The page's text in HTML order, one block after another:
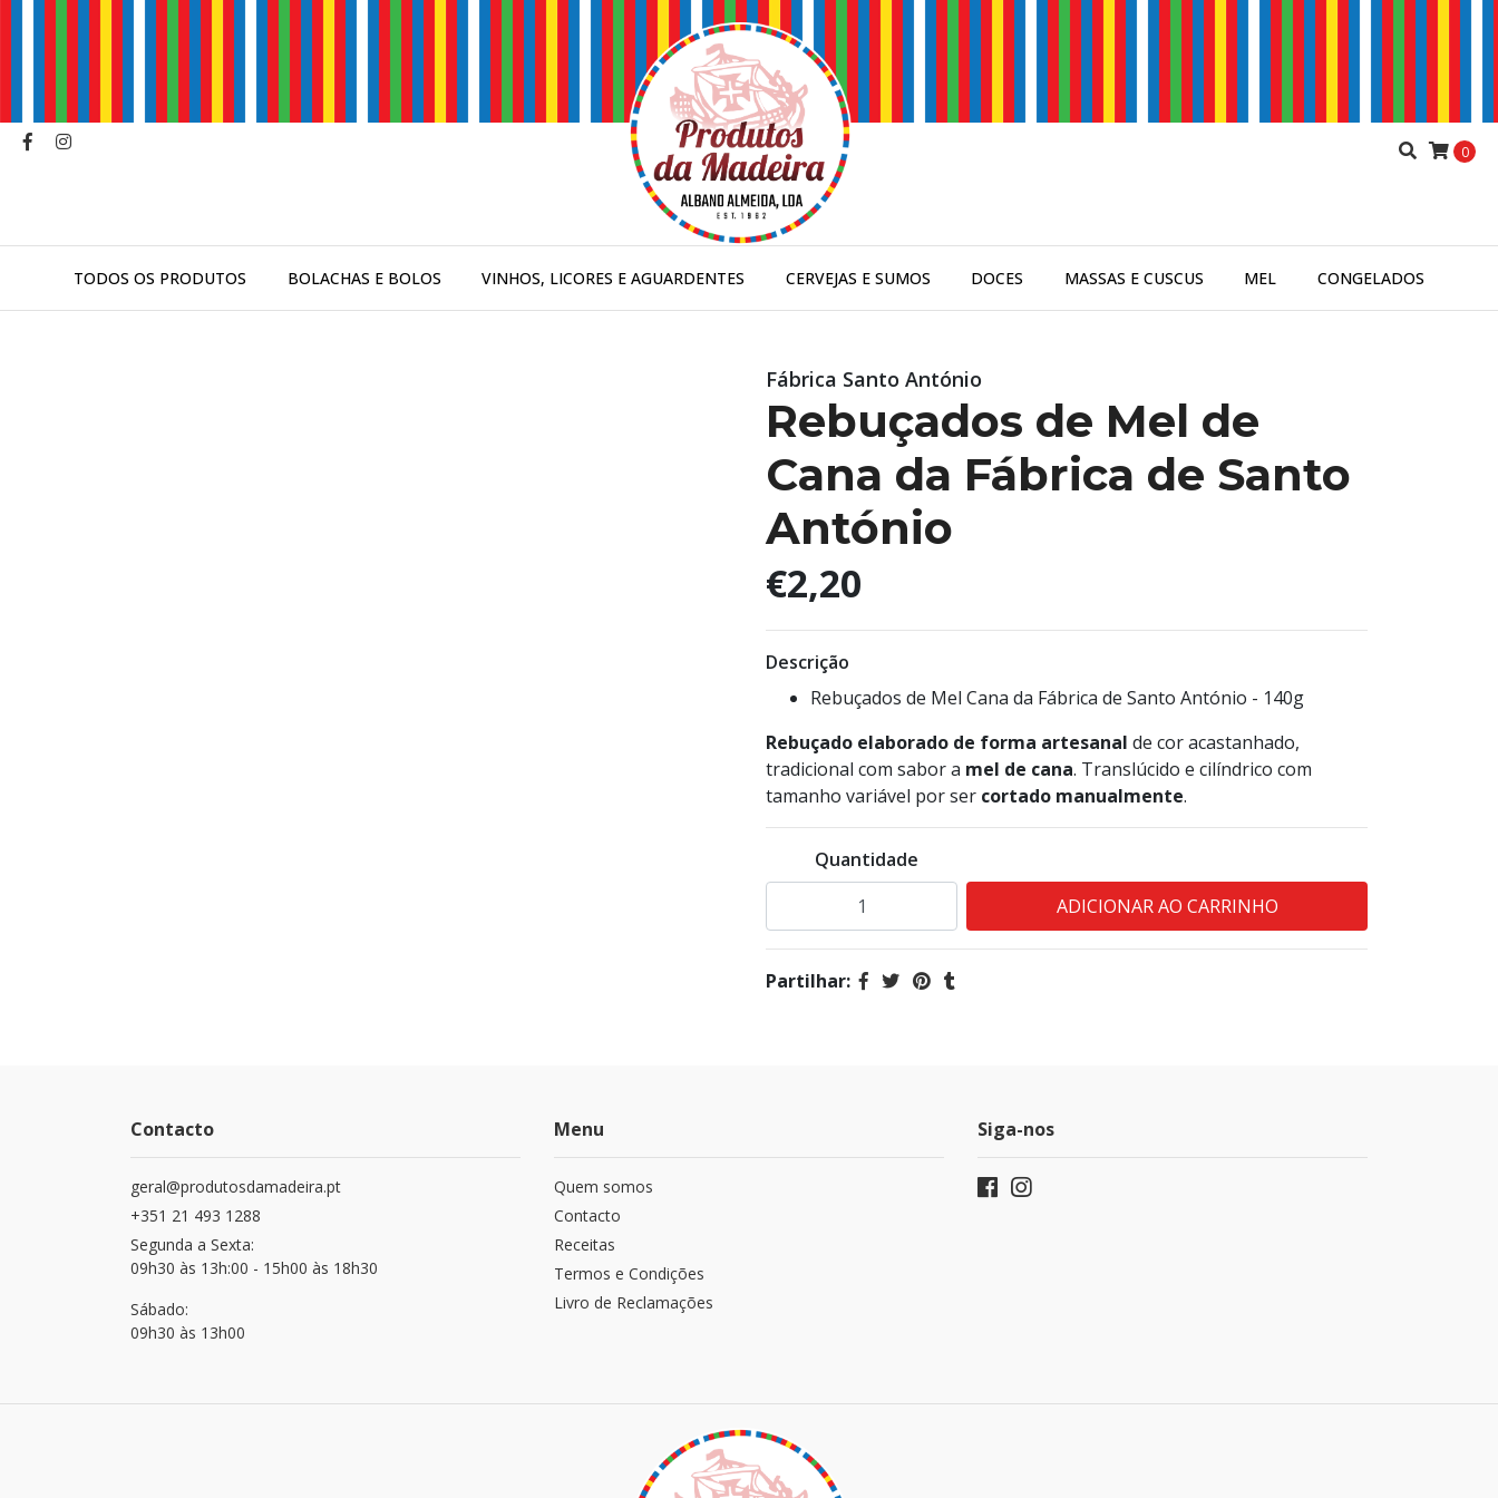
0
TODOS OS PRODUTOS BOLACHAS E BOLOS VINHOS, LICORES E AGUARDENTES CERVEJAS E SUMOS DOCES MASSAS E CUSCUS MEL CONGELADOS
Fábrica Santo António
Rebuçados de Mel de
Cana da Fábrica de Santo
António
€2,20
Descrição
Rebuçados de Mel Cana da Fábrica de Santo António - 140g
Rebuçado elaborado de forma artesanal de cor acastanhado,
tradicional com sabor a mel de cana. Translúcido e cilíndrico com
tamanho variável por ser cortado manualmente.
Quantidade
Partilhar:
Contacto
geral@produtosdamadeira.pt
+351 21 493 1288
Segunda a Sexta:
09h30 às 13h:00 - 15h00 às 18h30
Sábado:
09h30 às 13h00
Menu
Quem somos
Contacto
Receitas
Termos e Condições
Livro de Reclamações
Siga-nos